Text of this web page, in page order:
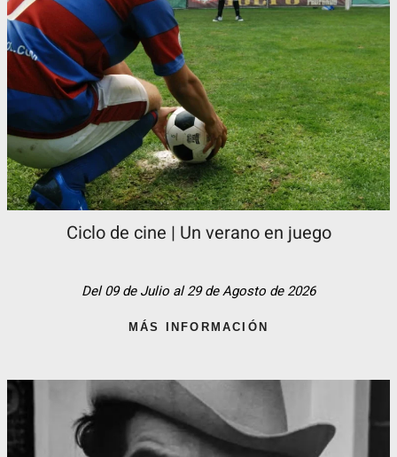
Ciclo de cine | Un verano en juego
Del 09 de Julio al 29 de Agosto de 2026
MÁS INFORMACIÓN